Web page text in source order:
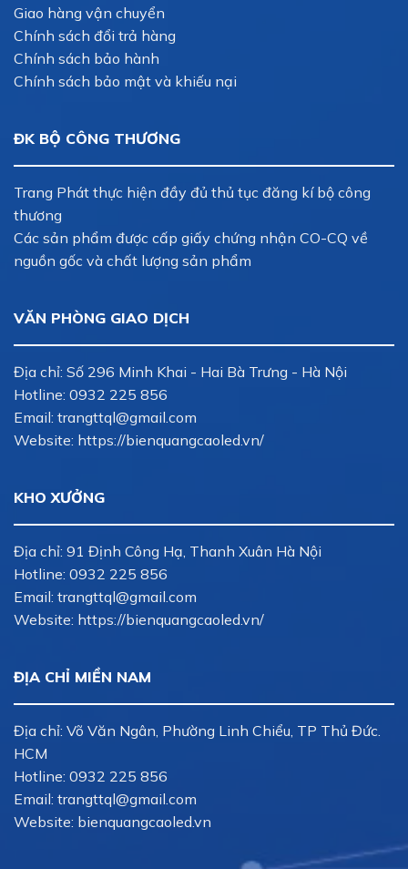
Giao hàng vận chuyển
Chính sách đổi trả hàng
Chính sách bảo hành
Chính sách bảo mật và khiếu nại
ĐK BỘ CÔNG THƯƠNG
Trang Phát thực hiện đầy đủ thủ tục đăng kí bộ công
thương
Các sản phẩm được cấp giấy chứng nhận CO-CQ về
nguồn gốc và chất lượng sản phẩm
VĂN PHÒNG GIAO DỊCH
Địa chỉ: Số 296 Minh Khai - Hai Bà Trưng - Hà Nội
Hotline: 0932 225 856
Email: trangttql@gmail.com
Website: https://bienquangcaoled.vn/
KHO XƯỞNG
Địa chỉ: 91 Định Công Hạ, Thanh Xuân Hà Nội
Hotline: 0932 225 856
Email: trangttql@gmail.com
Website: https://bienquangcaoled.vn/
ĐỊA CHỈ MIỀN NAM
Địa chỉ: Võ Văn Ngân, Phường Linh Chiểu, TP Thủ Đức.
HCM
Hotline: 0932 225 856
Email: trangttql@gmail.com
Website: bienquangcaoled.vn